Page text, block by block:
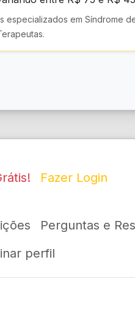
em Síndrome
Fazer Login
Perguntas e
perfil